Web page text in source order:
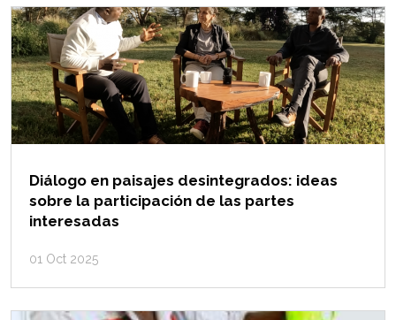
Diálogo en paisajes desintegrados: ideas
sobre la participación de las partes
interesadas
01 Oct 2025